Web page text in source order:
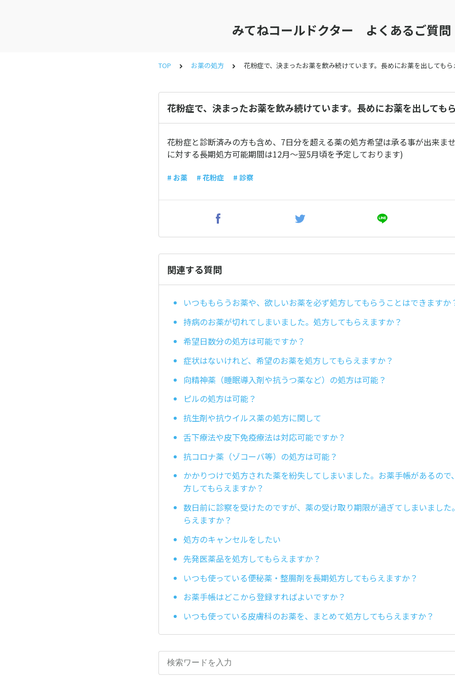
みてねコールドクター よくあるご質問
TOP お薬の処方 花粉症で、決まったお薬を飲み続けています。長めにお薬を出しても
花粉症で、決まったお薬を飲み続けています。長めにお薬を出しても
花粉症と診断済みの方も含め、7日分を超える薬の処方希望は承る事が出来ま
に対する長期処方可能期間は12月～翌5月頃を予定しております)
# お薬 # 花粉症 # 診察
関連する質問
いつももらうお薬や、欲しいお薬を必ず処方してもらうことはできますか
持病のお薬が切れてしまいました。処方してもらえますか？
希望日数分の処方は可能ですか？
症状はないけれど、希望のお薬を処方してもらえますか？
向精神薬（睡眠導入剤や抗うつ薬など）の処方は可能？
ピルの処方は可能？
抗生剤や抗ウイルス薬の処方に関して
舌下療法や皮下免疫療法は対応可能ですか？
抗コロナ薬（ゾコーバ等）の処方は可能？
かかりつけで処方された薬を紛失してしまいました。お薬手帳があるので
方してもらえますか？
数日前に診察を受けたのですが、薬の受け取り期限が過ぎてしまいました
らえますか？
処方のキャンセルをしたい
先発医薬品を処方してもらえますか？
いつも使っている便秘薬・整腸剤を長期処方してもらえますか？
お薬手帳はどこから登録すればよいですか？
いつも使っている皮膚科のお薬を、まとめて処方してもらえますか？